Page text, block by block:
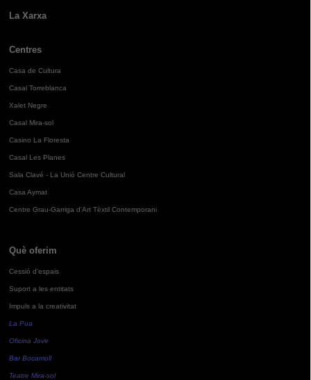
La Xarxa
Centres
Casa de Cultura
Casal Torreblanca
Xalet Negre
Casal Mira-sol
Casino La Floresta
Casal Les Planes
Sala Clavé - La Unió Centre Cultural
Casa Aymat
Centre Grau-Garriga d'Art Tèxtil Contemporani
Què oferim
Cessió d'espais
Suport a les entitats
Impuls a la creativitat
La Pua
Oficina Jove
Bar Bocamoll
Teatre Mira-sol